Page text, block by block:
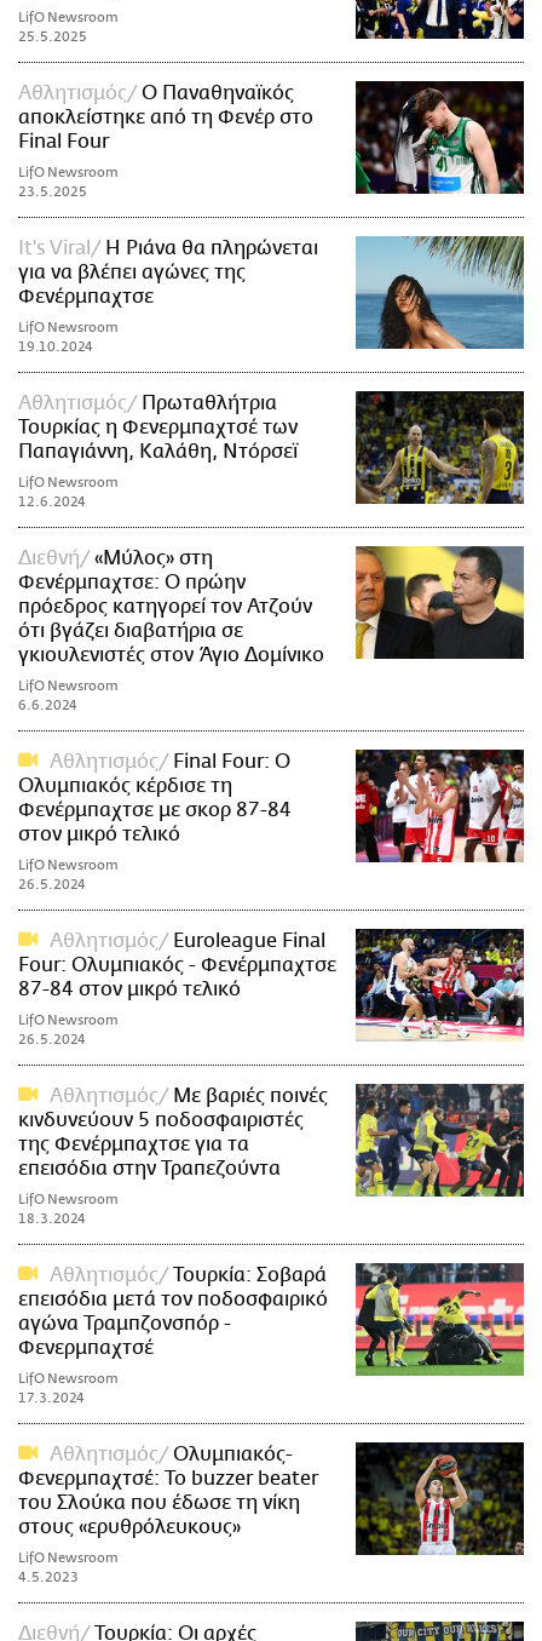
LifO Newsroom
25.5.2025
Αθλητισμός
Ο Παναθηναϊκός
αποκλείστηκε από τη Φενέρ στο
Final Four
LifO Newsroom
23.5.2025
It's Viral
Η Ριάνα θα πληρώνεται
για να βλέπει αγώνες της
Φενέρμπαχτσε
LifO Newsroom
19.10.2024
Αθλητισμός
Πρωταθλήτρια
Τουρκίας η Φενερμπαχτσέ των
Παπαγιάννη, Καλάθη, Ντόρσεϊ
LifO Newsroom
12.6.2024
Διεθνή
«Μύλος» στη
Φενέρμπαχτσε: Ο πρώην
πρόεδρος κατηγορεί τον Ατζούν
ότι βγάζει διαβατήρια σε
γκιουλενιστές στον Άγιο Δομίνικο
LifO Newsroom
6.6.2024
Αθλητισμός
Final Four: Ο
Ολυμπιακός κέρδισε τη
Φενέρμπαχτσε με σκορ 87-84
στον μικρό τελικό
LifO Newsroom
26.5.2024
Αθλητισμός
Euroleague Final
Four: Ολυμπιακός - Φενέρμπαχτσε
87-84 στον μικρό τελικό
LifO Newsroom
26.5.2024
Αθλητισμός
Με βαριές ποινές
κινδυνεύουν 5 ποδοσφαιριστές
της Φενέρμπαχτσε για τα
επεισόδια στην Τραπεζούντα
LifO Newsroom
18.3.2024
Αθλητισμός
Τουρκία: Σοβαρά
επεισόδια μετά τον ποδοσφαιρικό
αγώνα Τραμπζονσπόρ -
Φενερμπαχτσέ
LifO Newsroom
17.3.2024
Αθλητισμός
Ολυμπιακός-
Φενερμπαχτσέ: Το buzzer beater
του Σλούκα που έδωσε τη νίκη
στους «ερυθρόλευκους»
LifO Newsroom
4.5.2023
Διεθνή Τουρκία: Οι αρχές